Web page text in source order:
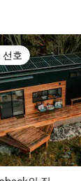
선호
선호